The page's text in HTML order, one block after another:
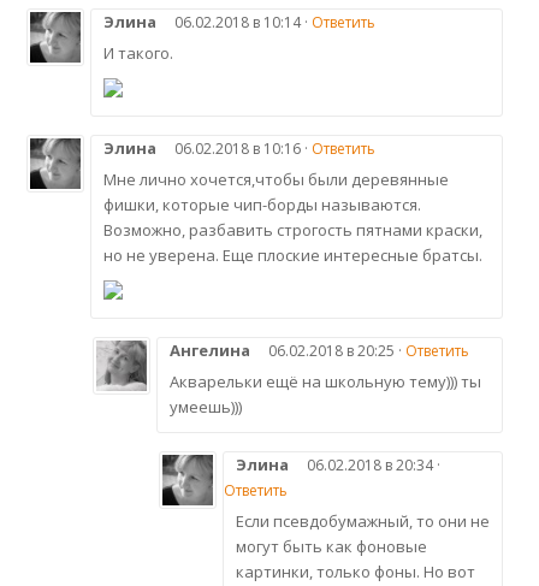
Элина 06.02.2018 в 10:14 · Ответить
И такого.
Элина 06.02.2018 в 10:16 · Ответить
Мне лично хочется,чтобы были деревянные
фишки, которые чип-борды называются.
Возможно, разбавить строгость пятнами краски,
но не уверена. Еще плоские интересные братсы.
Ангелина 06.02.2018 в 20:25 · Ответить
Акварельки ещё на школьную тему))) ты
умеешь)))
Элина
06.02.2018 в 20:34 ·
Ответить
Если псевдобумажный, то они не
могут быть как фоновые
картинки, только фоны. Но вот